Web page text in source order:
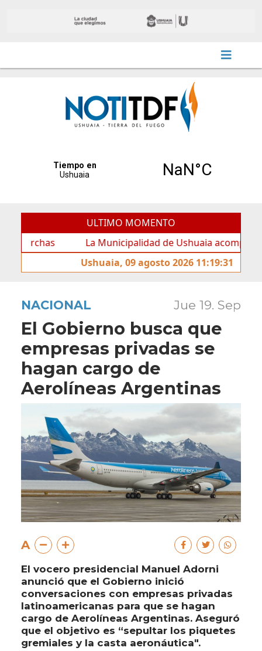
ULTIMO MOMENTO
La Municipalidad de Ushuaia acompañó los
Ushuaia, 09 agosto 2026 11:19:31
NACIONAL Jue 19. Sep
El Gobierno busca que
empresas privadas se
hagan cargo de
Aerolíneas Argentinas
A
El vocero presidencial Manuel Adorni
anunció que el Gobierno inició
conversaciones con empresas privadas
latinoamericanas para que se hagan
cargo de Aerolíneas Argentinas. Aseguró
que el objetivo es “sepultar los piquetes
gremiales y la casta aeronáutica".